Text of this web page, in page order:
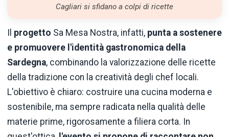
Cagliari si sfidano a colpi di ricette
Il progetto Sa Mesa Nostra, infatti, punta a sostenere
e promuovere l'identità gastronomica della
Sardegna, combinando la valorizzazione delle ricette
della tradizione con la creatività degli chef locali.
L'obiettivo è chiaro: costruire una cucina moderna e
sostenibile, ma sempre radicata nella qualità delle
materie prime, rigorosamente a filiera corta. In